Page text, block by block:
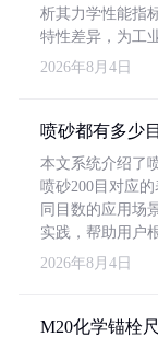
析其力学性能指
特性差异，为工
2026年8月4日
喷砂都有多少目
本文系统介绍了
喷砂200目对应
同目数的应用场
实践，帮助用户
2026年8月4日
M20化学锚栓